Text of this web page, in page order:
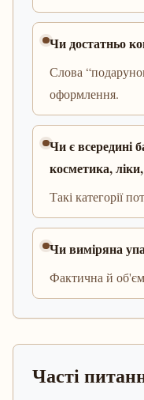
Чи достатньо
Слова
оформлення.
Чи є всередині
косметика,
Такі категорії
Чи виміряна
Фактична й
Часті